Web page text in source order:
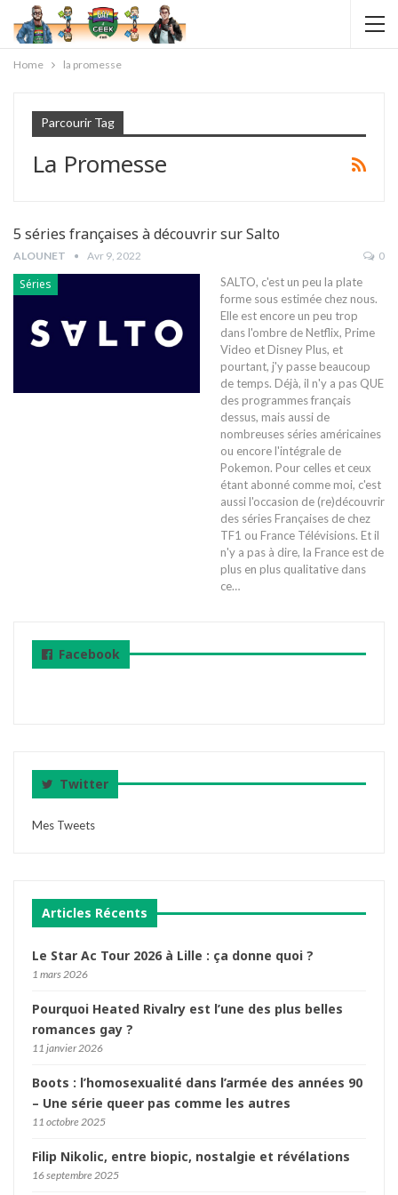
Home la promesse
Parcourir Tag
La Promesse
5 séries françaises à découvrir sur Salto
ALOUNET Avr 9, 2022 0
Séries
SALTO, c'est un peu la plate
forme sous estimée chez nous.
Elle est encore un peu trop
dans l'ombre de Netflix, Prime
Video et Disney Plus, et
pourtant, j'y passe beaucoup
de temps. Déjà, il n'y a pas QUE
des programmes français
dessus, mais aussi de
nombreuses séries américaines
ou encore l'intégrale de
Pokemon. Pour celles et ceux
étant abonné comme moi, c'est
aussi l'occasion de (re)découvrir
des séries Françaises de chez
TF1 ou France Télévisions. Et il
n'y a pas à dire, la France est de
plus en plus qualitative dans
ce…
Facebook
Twitter
Mes Tweets
Articles Récents
Le Star Ac Tour 2026 à Lille : ça donne quoi ?
1 mars 2026
Pourquoi Heated Rivalry est l’une des plus belles
romances gay ?
11 janvier 2026
Boots : l’homosexualité dans l’armée des années 90
– Une série queer pas comme les autres
11 octobre 2025
Filip Nikolic, entre biopic, nostalgie et révélations
16 septembre 2025